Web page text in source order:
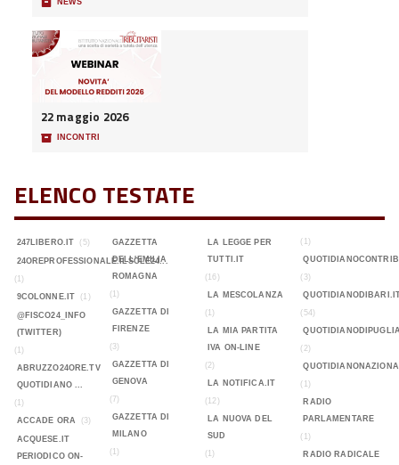
📦 NEWS
22 maggio 2026
📦 INCONTRI
ELENCO TESTATE
247LIBERO.IT (5)
24OREPROFESSIONALE.ILSOLE24...
(1)
9COLONNE.IT
(1)
@FISCO24_INFO
(TWITTER)
(1)
ABRUZZO24ORE.TV
QUOTIDIANO ...
(1)
ACCADE ORA
(3)
ACQUESE.IT
PERIODICO ON-
GAZZETTA
DELL'EMILIA
ROMAGNA
(1)
GAZZETTA DI
FIRENZE
(3)
GAZZETTA DI
GENOVA
(7)
GAZZETTA DI
MILANO
(1)
LA LEGGE PER
TUTTI.IT
(16)
LA MESCOLANZA
(1)
LA MIA PARTITA
IVA ON-LINE
(2)
LA NOTIFICA.IT
(12)
LA NUOVA DEL
SUD
(1)
(1)
(3)
(54)
(2)
(1)
RADIO
PARLAMENTARE
(1)
RADIO RADICALE